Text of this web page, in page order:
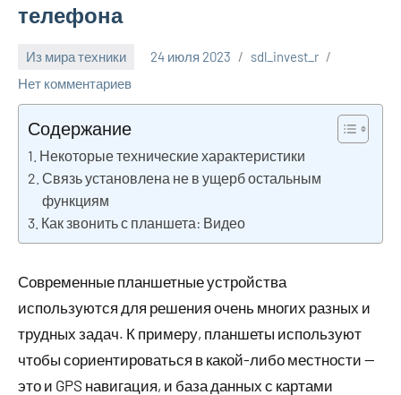
телефона
Из мира техники 24 июля 2023
sdl_invest_r
Нет комментариев
Содержание
Некоторые технические характеристики
Связь установлена не в ущерб остальным
функциям
Как звонить с планшета: Видео
Современные планшетные устройства
используются для решения очень многих разных и
трудных задач. К примеру, планшеты используют
чтобы сориентироваться в какой-либо местности —
это и GPS навигация, и база данных с картами